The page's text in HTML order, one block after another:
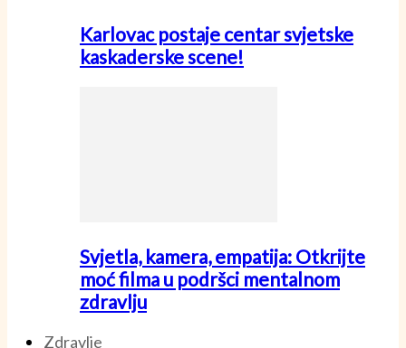
Karlovac postaje centar svjetske
kaskaderske scene!
Svjetla, kamera, empatija: Otkrijte
moć filma u podršci mentalnom
zdravlju
Zdravlje